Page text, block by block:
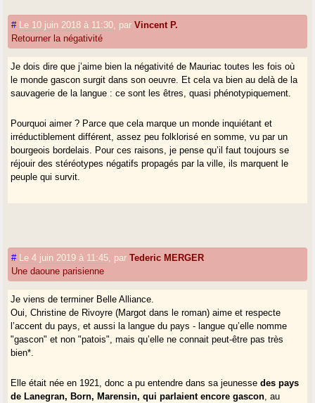
# Le 10 juin 2018 à 11:30 parVincent P.
Retourner la négativité
Je dois dire que j’aime bien la négativité de Mauriac toutes les fois où
le monde gascon surgit dans son oeuvre. Et cela va bien au delà de la
sauvagerie de la langue : ce sont les êtres, quasi phénotypiquement.
Pourquoi aimer ? Parce que cela marque un monde inquiétant et
irréductiblement différent, assez peu folklorisé en somme, vu par un
bourgeois bordelais. Pour ces raisons, je pense qu’il faut toujours se
réjouir des stéréotypes négatifs propagés par la ville, ils marquent le
peuple qui survit.
# Le 4 juin 2019 à 11:45 parTederic MERGER
Une daoune parisienne
Je viens de terminer Belle Alliance.
Oui, Christine de Rivoyre (Margot dans le roman) aime et respecte
l’accent du pays, et aussi la langue du pays - langue qu’elle nomme
"gascon" et non "patois", mais qu’elle ne connait peut-être pas très
bien*.
Elle était née en 1921, donc a pu entendre dans sa jeunessedes pays
de Lanegran, Born, Marensin, qui parlaient encore gascon , au